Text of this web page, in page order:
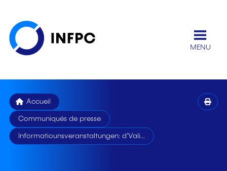
MENU
Accueil
Communiqués de presse
Informatiounsveranstaltungen: d'Vali...